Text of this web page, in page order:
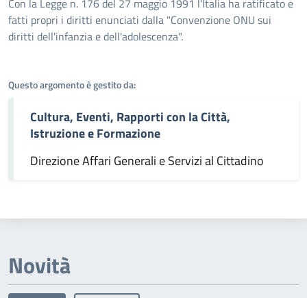
Dettagli dell'argomento
Con la Legge n. 176 del 27 maggio 1991 l'Italia ha ratificato e
fatti propri i diritti enunciati dalla "Convenzione ONU sui
diritti dell'infanzia e dell'adolescenza".
Questo argomento è gestito da:
Cultura, Eventi, Rapporti con la Città,
Istruzione e Formazione
Direzione Affari Generali e Servizi al Cittadino
Novità